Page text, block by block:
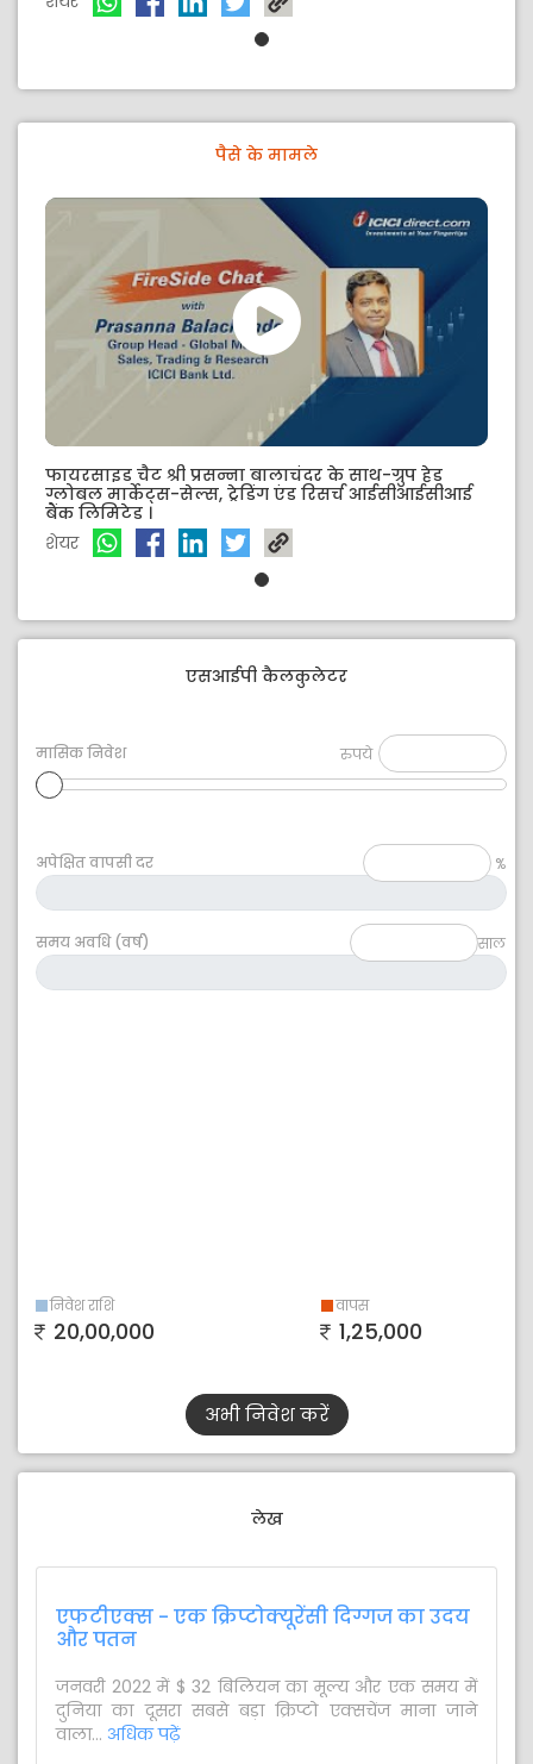
पैसे के मामले
फायरसाइड चैट श्री प्रसन्ना बालाचंदर के साथ-ग्रुप हेड
ग्लोबल मार्केट्स-सेल्स, ट्रेडिंग एंड रिसर्च आईसीआईसीआई
बैंक लिमिटेड ।
शेयर
एसआईपी कैलकुलेटर
मासिक निवेश रुपये
अपेक्षित वापसी दर %
समय अवधि (वर्ष) साल
निवेश राशि
20,00,000
वापस
1,25,000
अभी निवेश करें
लेख
एफटीएक्स - एक क्रिप्टोक्यूरेंसी दिग्गज का उदय
और पतन
जनवरी 2022 में $ 32 बिलियन का मूल्य और एक समय में
दुनिया का दूसरा सबसे बड़ा क्रिप्टो एक्सचेंज माना जाने
वाला... अधिक पढ़ें